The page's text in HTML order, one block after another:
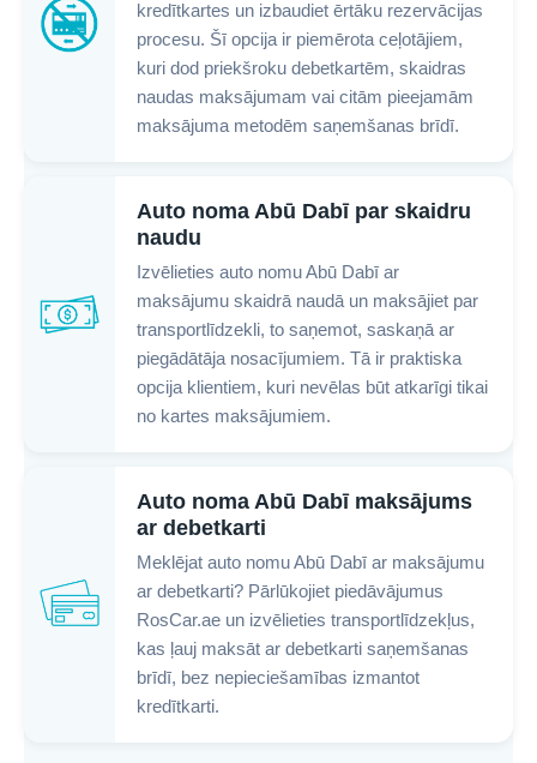
kredītkartes un izbaudiet ērtāku rezervācijas
procesu. Šī opcija ir piemērota ceļotājiem,
kuri dod priekšroku debetkartēm, skaidras
naudas maksājumam vai citām pieejamām
maksājuma metodēm saņemšanas brīdī.
Auto noma Abū Dabī par skaidru
naudu
Izvēlieties auto nomu Abū Dabī ar
maksājumu skaidrā naudā un maksājiet par
transportlīdzekli, to saņemot, saskaņā ar
piegādātāja nosacījumiem. Tā ir praktiska
opcija klientiem, kuri nevēlas būt atkarīgi tikai
no kartes maksājumiem.
Auto noma Abū Dabī maksājums
ar debetkarti
Meklējat auto nomu Abū Dabī ar maksājumu
ar debetkarti? Pārlūkojiet piedāvājumus
RosCar.ae un izvēlieties transportlīdzekļus,
kas ļauj maksāt ar debetkarti saņemšanas
brīdī, bez nepieciešamības izmantot
kredītkarti.